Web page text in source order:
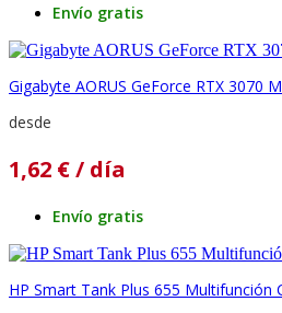
Envío gratis
Gigabyte AORUS GeForce RTX 3070
desde
1,62 €/ día
Envío gratis
HP Smart Tank Plus 655 Multifunción